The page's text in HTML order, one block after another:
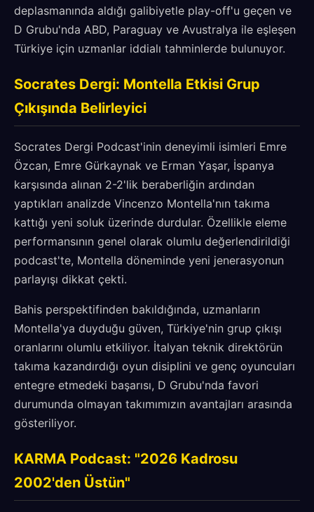
deplasmanında aldığı galibiyetle play-off'u geçen ve
D Grubu'nda ABD, Paraguay ve Avustralya ile eşleşen
Türkiye için uzmanlar iddialı tahminlerde bulunuyor.
Socrates Dergi: Montella Etkisi Grup
Çıkışında Belirleyici
Socrates Dergi Podcast'inin deneyimli isimleri Emre
Özcan, Emre Gürkaynak ve Erman Yaşar, İspanya
karşısında alınan 2-2'lik beraberliğin ardından
yaptıkları analizde Vincenzo Montella'nın takıma
kattığı yeni soluk üzerinde durdular. Özellikle eleme
performansının genel olarak olumlu değerlendirildiği
podcast'te, Montella döneminde yeni jenerasyonun
parlayışı dikkat çekti.
Bahis perspektifinden bakıldığında, uzmanların
Montella'ya duyduğu güven, Türkiye'nin grup çıkışı
oranlarını olumlu etkiliyor. İtalyan teknik direktörün
takıma kazandırdığı oyun disiplini ve genç oyuncuları
entegre etmedeki başarısı, D Grubu'nda favori
durumunda olmayan takımımızın avantajları arasında
gösteriliyor.
KARMA Podcast: "2026 Kadrosu
2002'den Üstün"